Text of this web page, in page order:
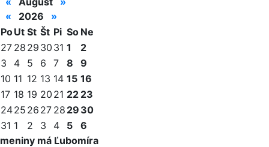
«
2026
»
PoUt St Št Pi So Ne
27 28 29 30 31 1
2
3
4 5 6 7 8
9
10 11 12 13 14 15 16
17 18 19 20 21 22 23
2425 26 27 28 29 30
31 1 2 3 4 5
6
meniny má Ľubomíra